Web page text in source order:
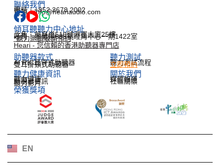
聯絡我們
電話：+852 3678 2002
電郵：info@heariaudio.com
傾耳聽聽力中心地址
北角：英皇道510號港運大廈25樓
旺角：彌敦道688號旺角中心一期1422室
*聽力測試敬請預約
Heari - 您信賴的香港助聽器專門店
助聽器款式
AI RIC耳背式助聽器
雙耳掛頸式助聽器
聽力測試​
聽力測試流程
立即預約
聽力健康資訊​
聽力健康
助聽器資訊
聽力影片
關於我們
媒體報道
社區關懷
榮獲獎項
EN
한국어
Español
日本語